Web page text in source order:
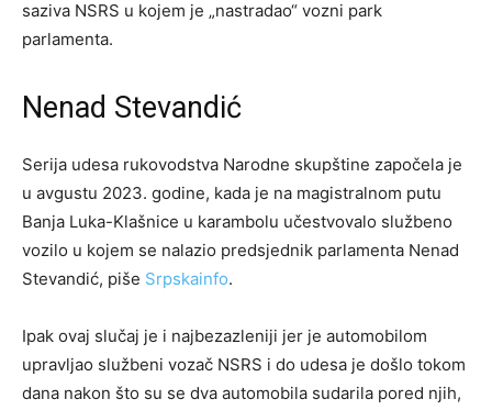
saziva NSRS u kojem je „nastradao“ vozni park
parlamenta.
Nenad Stevandić
Serija udesa rukovodstva Narodne skupštine započela je
u avgustu 2023. godine, kada je na magistralnom putu
Banja Luka-Klašnice u karambolu učestvovalo službeno
vozilo u kojem se nalazio predsjednik parlamenta Nenad
Stevandić, piše Srpskainfo.
Ipak ovaj slučaj je i najbezazleniji jer je automobilom
upravljao službeni vozač NSRS i do udesa je došlo tokom
dana nakon što su se dva automobila sudarila pored njih,